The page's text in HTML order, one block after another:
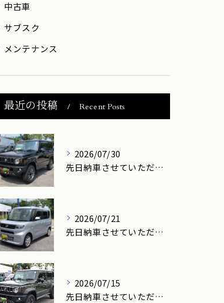
中古車
サブスク
メンテナンス
最近の投稿 Recent Posts
2026/07/30
先日納車させていただきましたお客様は、高島市在住のM様です。
2026/07/21
先日納車させていただきましたお客様は、大津市在住のK様です。
2026/07/15
先日納車させていただきましたお客様は、大津市在住のY様です。